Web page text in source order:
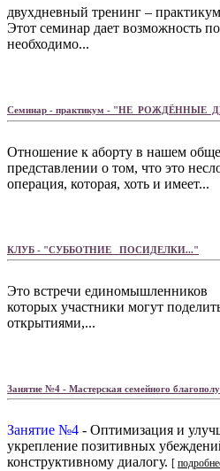
двухдневный тренинг –
Этот семинар дает возможность
необходимо...
Семинар - практикум - "НЕ РОЖДЁННЫЕ
Отношение к аборту в нашем
представлении о том, что это
операция, которая, хоть и имеет...
КЛУБ - "СУББОТНИЕ ПОСИДЕЛКИ..."
Это встречи единомышленников
которых участники могут
открытиями,...
Занятие №4 - Мастерская семейного
Занятие №4 - Оптимизация и
укрепление позитивных
конструктивному диалогу. [